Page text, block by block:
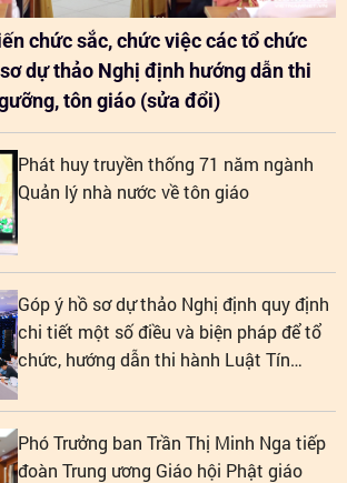
chức sắc, chức việc các tổ chức
dự thảo Nghị định hướng dẫn thi
tôn giáo (sửa đổi)
Phát huy truyền thống 71 năm ngành
Quản lý nhà nước về tôn giáo
Góp ý hồ sơ dự thảo Nghị định quy định
chi tiết một số điều và biện pháp để tổ
chức, hướng dẫn thi hành Luật Tín
Phó Trưởng ban Trần Thị Minh Nga tiếp
đoàn Trung ương Giáo hội Phật giáo